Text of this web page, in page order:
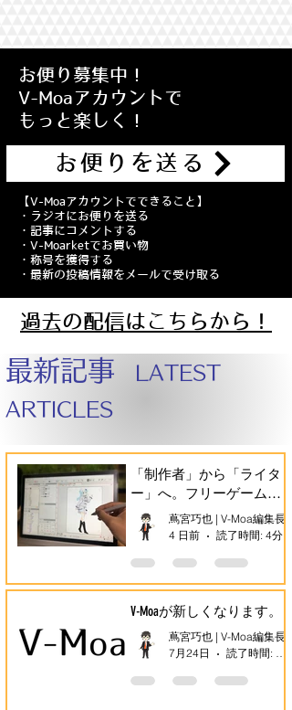
​お便り募集中！
V-Moaアカウントで
​もっと楽しく！
お便りを送る
【V-Moaアカウントでできること】
・ラジオにお便りを送る
・記事にコメントする
・V-Moarketでお買い物
・称号を獲得する
・最新の投稿情報をメールで受け取る
過去の配信はこちらから！
最新記事 LATEST
ARTICLES
「制作者」から「ライタ
ー」へ。フリーゲーム界
隈の未来を考える。
蔦宮巧也 | V-Moa編集長
4 日前
読了時間: 4分
V-Moaが新しくなります。
蔦宮巧也 | V-Moa編集長
7月24日
読了時間: 3分